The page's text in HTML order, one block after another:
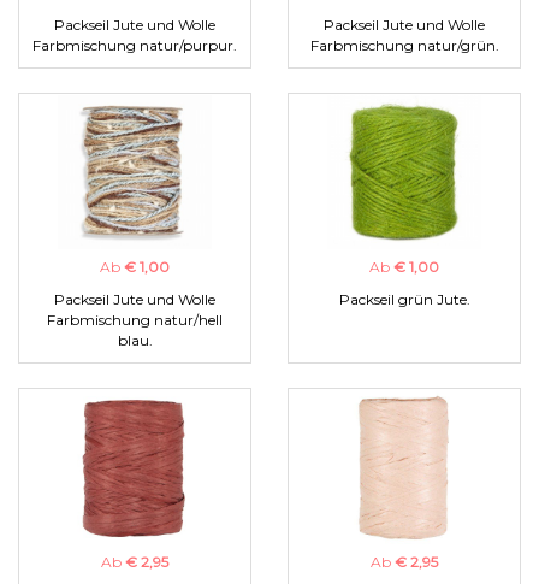
Packseil Jute und Wolle
Farbmischung natur/purpur.
Packseil Jute und Wolle
Farbmischung natur/grün.
Ab € 1,00
Packseil Jute und Wolle
Farbmischung natur/hell
blau.
Ab € 1,00
Packseil grün Jute.
Ab € 2,95
Ab € 2,95